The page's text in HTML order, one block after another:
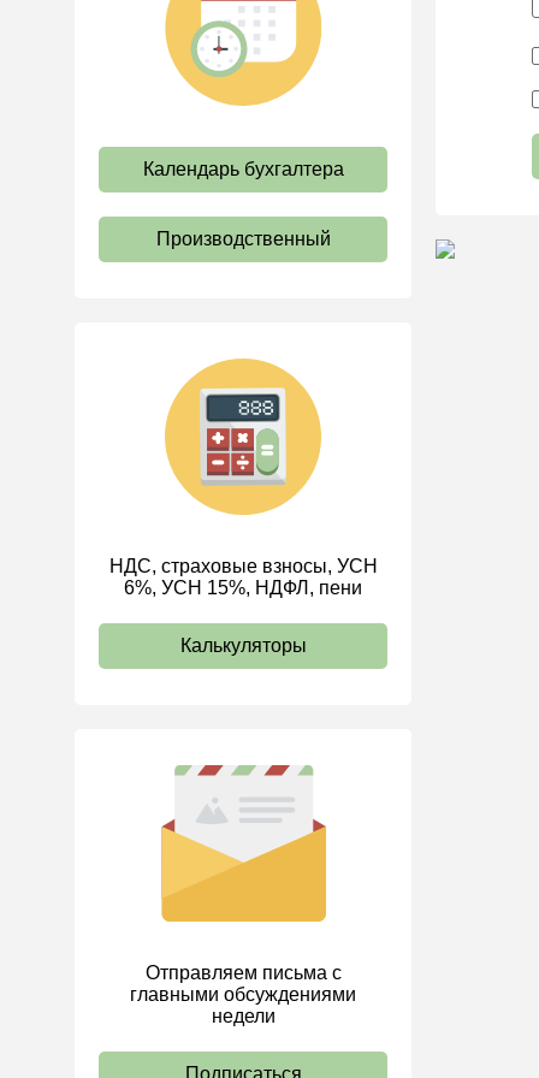
труда
Отпуск и время отдыха
Оплата труда
Ответственность и
взыскания
Пенсии
Трудовые книжки
Кадровые документы и
образцы
Персональные данные
ИП
Календарь бухгалтера
Производственный
НДС, страховые взносы, УСН
6%, УСН 15%, НДФЛ, пени
Калькуляторы
Отправляем письма с
главными обсуждениями
недели
Подписаться